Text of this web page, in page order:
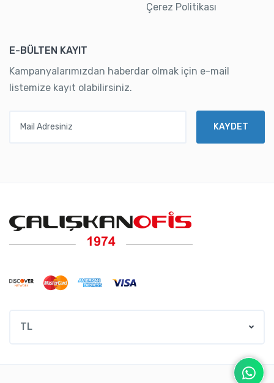
Çerez Politikası
E-BÜLTEN KAYIT
Kampanyalarımızdan haberdar olmak için e-mail
listemize kayıt olabilirsiniz.
KAYDET
TL